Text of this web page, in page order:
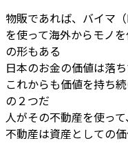
物販であれば、バイマ
を使って海外からモノ
の形もある
日本のお金の価値は落
これからも価値を持ち
の２つだ
人がその不動産を使っ
不動産は資産としての